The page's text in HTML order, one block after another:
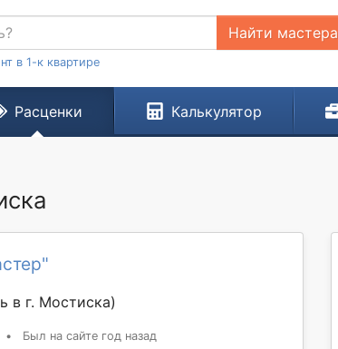
Найти мастера
в 1-к квартире
Расценки Калькулятор
в г. Мостиска)
• Был на сайте год назад